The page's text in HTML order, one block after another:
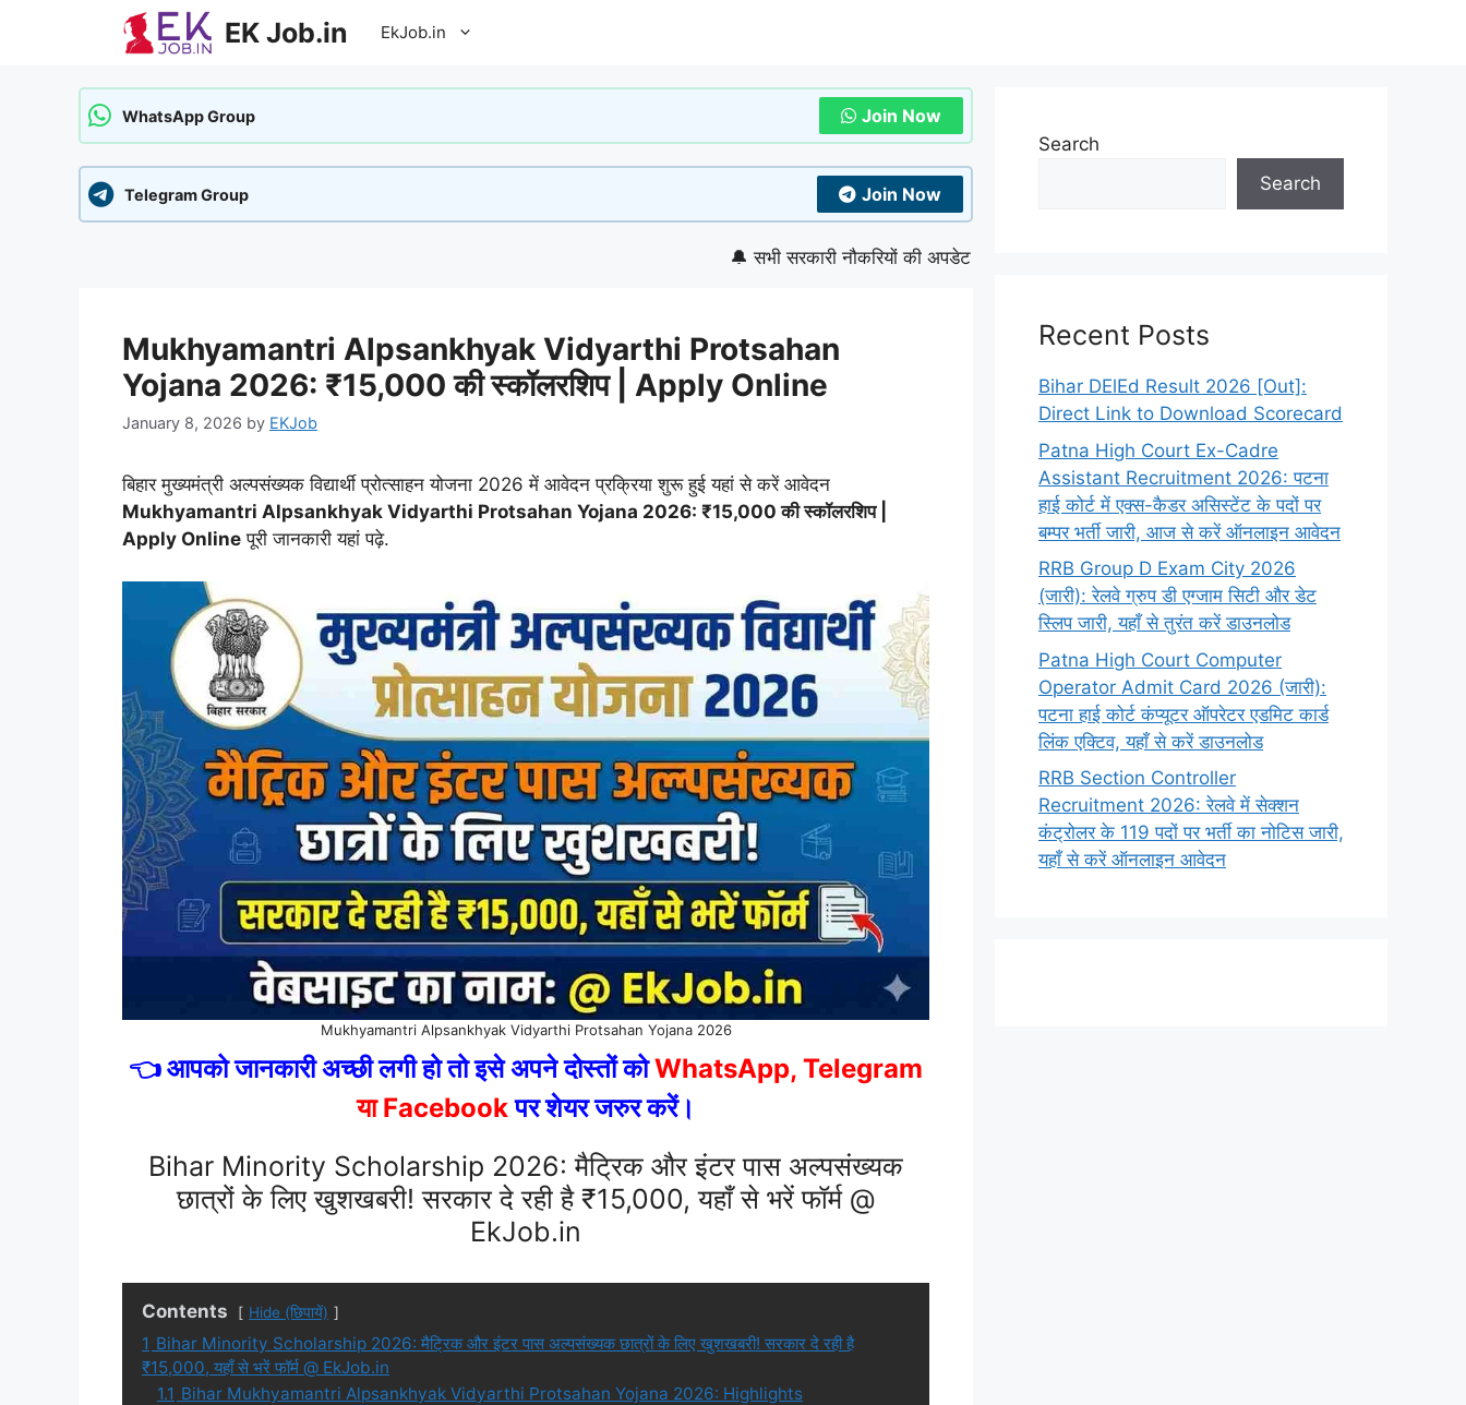
EK Job.in EkJob.in
WhatsApp Group Join Now
Telegram Group Join Now
🔔 सभी सरकारी नौकरियों की अपडेट देखने के लिए गूगल में Ek Job. In सर्च करें। 🎯
Mukhyamantri Alpsankhyak Vidyarthi Protsahan
Yojana 2026: ₹15,000 की स्कॉलरशिप | Apply Online
January 8, 2026 by EKJob
बिहार मुख्यमंत्री अल्पसंख्यक विद्यार्थी प्रोत्साहन योजना 2026 में आवेदन प्रक्रिया शुरू हुई यहां से करें आवेदन
Mukhyamantri Alpsankhyak Vidyarthi Protsahan Yojana 2026: ₹15,000 की स्कॉलरशिप |
Apply Online पूरी जानकारी यहां पढ़े.
Mukhyamantri Alpsankhyak Vidyarthi Protsahan Yojana 2026
👈 आपको जानकारी अच्छी लगी हो तो इसे अपने दोस्तों कोWhatsApp, Telegram
या Facebookपर शेयर जरुर करें।
Bihar Minority Scholarship 2026: मैट्रिक और इंटर पास अल्पसंख्यक
छात्रों के लिए खुशखबरी! सरकार दे रही है ₹15,000, यहाँ से भरें फॉर्म @
EkJob.in
Contents Hide (छिपायें)
1 Bihar Minority Scholarship 2026: मैट्रिक और इंटर पास अल्पसंख्यक छात्रों के लिए खुशखबरी! सरकार दे रही है
₹15,000, यहाँ से भरें फॉर्म @ EkJob.in
1.1 Bihar Mukhyamantri Alpsankhyak Vidyarthi Protsahan Yojana 2026: Highlights
Search
Search
Recent Posts
Bihar DElEd Result 2026 [Out]:
Direct Link to Download Scorecard
Patna High Court Ex-Cadre
Assistant Recruitment 2026: पटना
हाई कोर्ट में एक्स-कैडर असिस्टेंट के पदों पर
बम्पर भर्ती जारी, आज से करें ऑनलाइन आवेदन
RRB Group D Exam City 2026
(जारी): रेलवे ग्रुप डी एग्जाम सिटी और डेट
स्लिप जारी, यहाँ से तुरंत करें डाउनलोड
Patna High Court Computer
Operator Admit Card 2026 (जारी):
पटना हाई कोर्ट कंप्यूटर ऑपरेटर एडमिट कार्ड
लिंक एक्टिव, यहाँ से करें डाउनलोड
RRB Section Controller
Recruitment 2026: रेलवे में सेक्शन
कंट्रोलर के 119 पदों पर भर्ती का नोटिस जारी,
यहाँ से करें ऑनलाइन आवेदन